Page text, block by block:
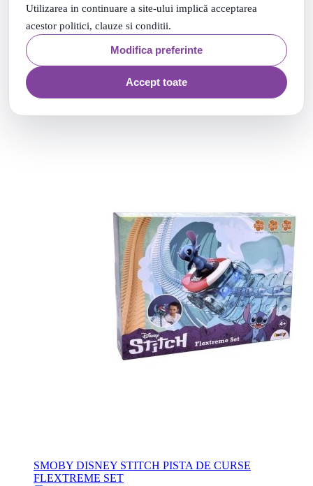
Utilizarea in continuare a site-ului implică acceptarea
acestor politici, clauze si conditii.
Modifica preferinte
Accept toate
SET 5 MASINI HOT WHEELS STUNT TRACKS
64
SMOBY DISNEY STITCH PISTA DE CURSE
FLEXTREME SET